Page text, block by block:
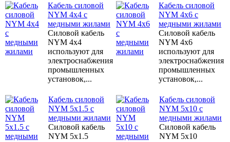
Кабель силовой
NYM 4x4 с
медными жилами
Силовой кабель
NYM 4x4
используют для
электроснабжения
промышленных
установок,...
Кабель силовой
NYM 4x6 с
медными жилами
Силовой кабель
NYM 4x6
используют для
электроснабжения
промышленных
установок,...
Кабель силовой
NYM 5x1.5 с
медными жилами
Силовой кабель
NYM 5x1.5
Кабель силовой
NYM 5x10 с
медными жилами
Силовой кабель
NYM 5x10